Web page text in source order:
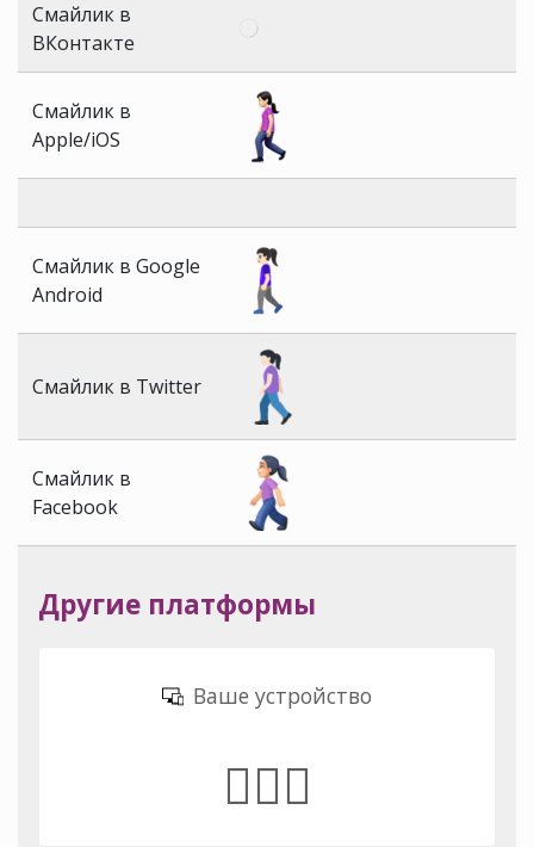
Смайлик в
ВКонтакте
Смайлик в
Apple/iOS
Смайлик в Google
Android
Смайлик в Twitter
Смайлик в
Facebook
Другие платформы
Ваше устройство
🚶🏻‍♀️